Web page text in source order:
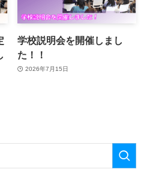
学校説明会を開催しまし
た！！
2026年7月15日